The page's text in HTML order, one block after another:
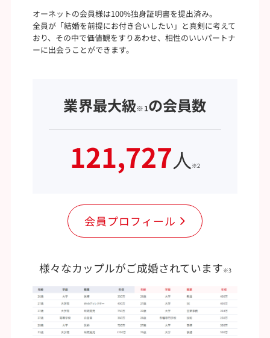
オーネットの会員様は100%独身証明書を提出済み。
全員が「結婚を前提にお付き合いしたい」と真剣に考えて
おり、その中で価値観をすりあわせ、相性のいいパートナ
ーに出会うことができます。
業界最大級※1の会員数
121,727人※2
会員プロフィール
様々なカップルがご成婚されています※3